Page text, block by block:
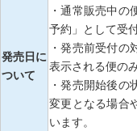
発売日に
ついて
・通常販売中の
予約」として受
・発売前受付の
表示される便の
・発売開始後の
変更となる場合
います。